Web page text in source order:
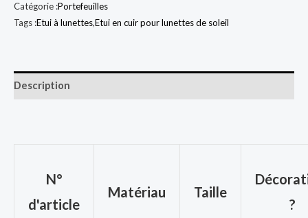
Catégorie :Portefeuilles
Tags :Etui à lunettes,Etui en cuir pour lunettes de soleil
Description
N°
d'article
Matériau Taille
?